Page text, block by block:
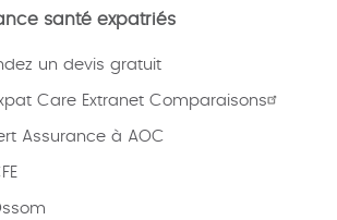
santé expatriés
un devis gratuit
Care Extranet Comparaisons
Assurance à AOC